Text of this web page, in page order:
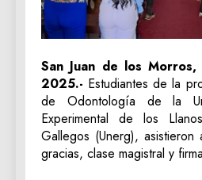
San Juan de los
2025.- Estudiantes de la
de Odontología de la
Experimental de los
Gallegos (Unerg),
gracias, clase magistral y